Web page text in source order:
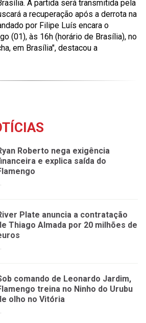
A partida será transmitida pela
a recuperação após a derrota na
por Filipe Luís encara o
(01), às 16h (horário de Brasília), no
em Brasília", destacou a
Roberto nega exigência
e explica saída do
Plate anuncia a contratação
Thiago Almada por 20 milhões de
comando de Leonardo Jardim,
treina no Ninho do Urubu
olho no Vitória